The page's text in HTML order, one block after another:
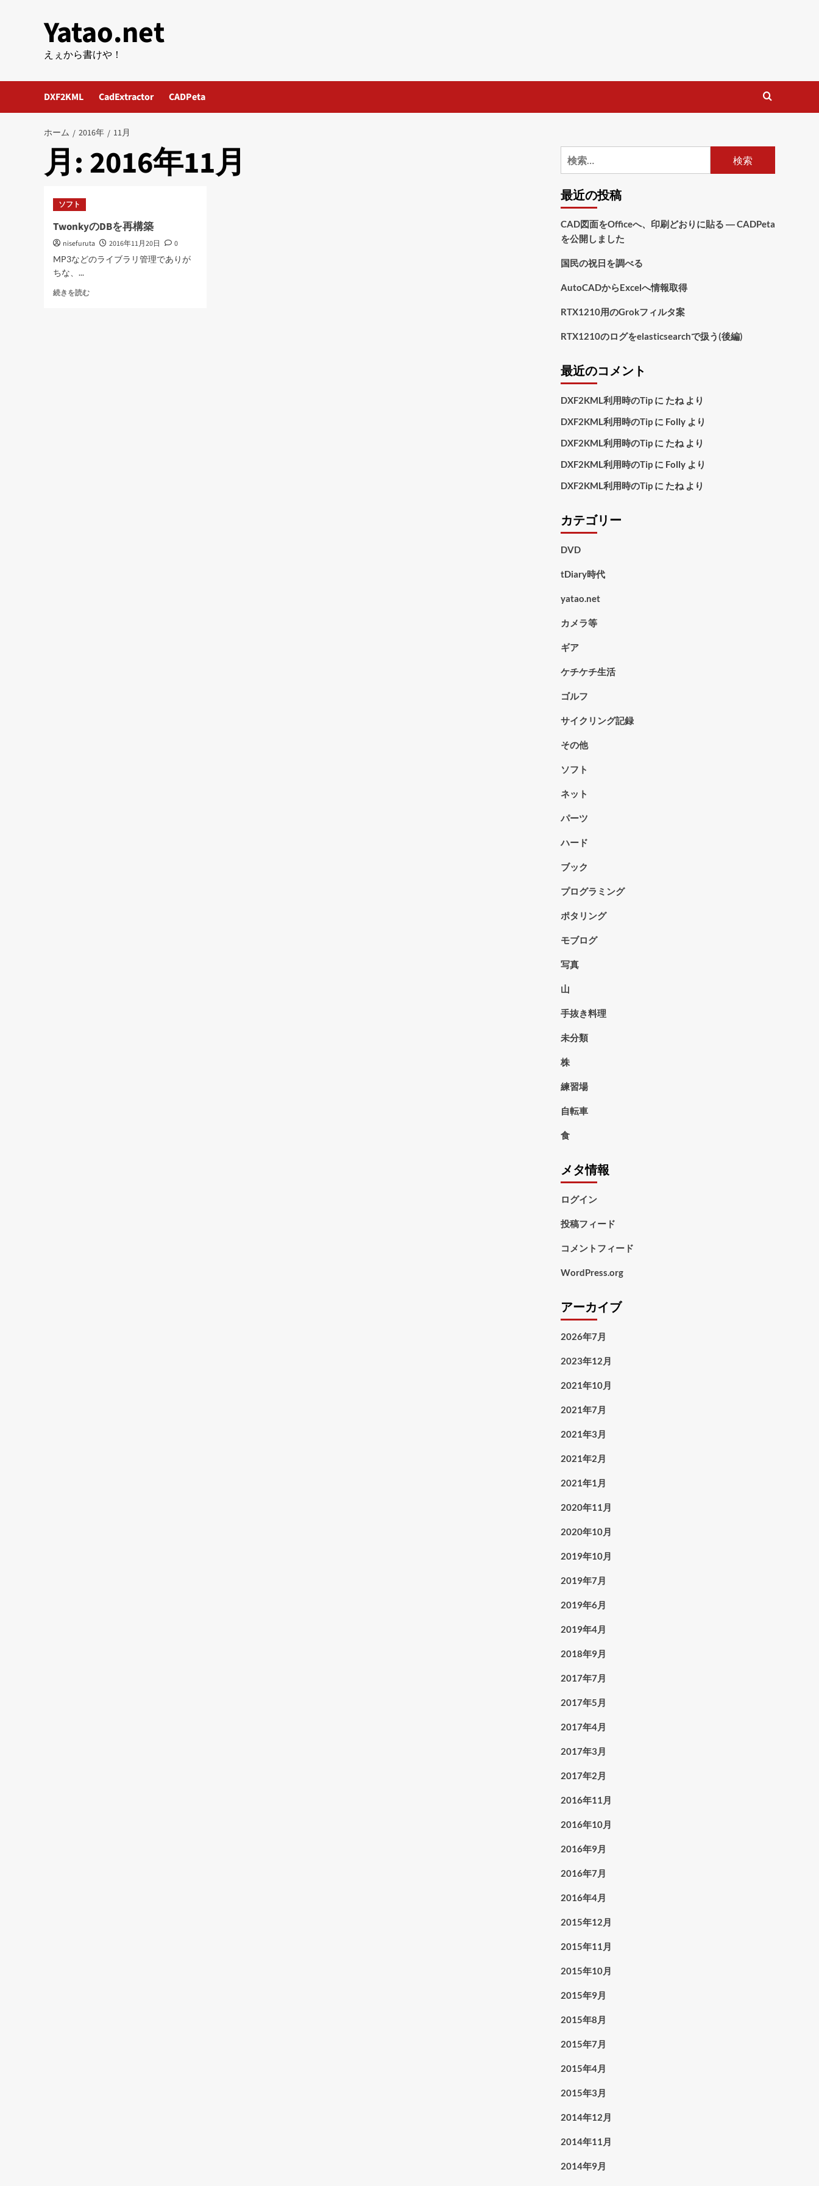
ッ
Yatao.net
えぇから書けや！
DXF2KML CadExtractor CADPeta
ホーム 2016年 11月
月:2016年11月
ソフト
TwonkyのDBを再構築
nisefuruta 2016年11月20日
0
MP3などのライブラリ管理でありが
ちな、...
続きを読むTwonky
検
索:
最近の投稿
CAD図面をOfficeへ、印刷どおりに貼る ― CADPeta
を公開しました
国民の祝日を調べる
AutoCADからExcelへ情報取得
RTX1210用のGrokフィルタ案
RTX1210のログをelasticsearchで扱う(後編)
最近のコメント
DXF2KML利用時のTipに たねより
DXF2KML利用時のTipに Follyより
DXF2KML利用時のTipに たねより
DXF2KML利用時のTipに Follyより
DXF2KML利用時のTipに たねより
カテゴリー
DVD
tDiary時代
yatao.net
カメラ等
ギア
ケチケチ生活
ゴルフ
サイクリング記録
その他
ソフト
ネット
パーツ
ハード
ブック
プログラミング
ポタリング
モブログ
写真
山
手抜き料理
未分類
株
練習場
自転車
食
メタ情報
ログイン
投稿フィード
コメントフィード
WordPress.org
アーカイブ
2026年7月
2023年12月
2021年10月
2021年7月
2021年3月
2021年2月
2021年1月
2020年11月
2020年10月
2019年10月
2019年7月
2019年6月
2019年4月
2018年9月
2017年7月
2017年5月
2017年4月
2017年3月
2017年2月
2016年11月
2016年10月
2016年9月
2016年7月
2016年4月
2015年12月
2015年11月
2015年10月
2015年9月
2015年8月
2015年7月
2015年4月
2015年3月
2014年12月
2014年11月
2014年9月